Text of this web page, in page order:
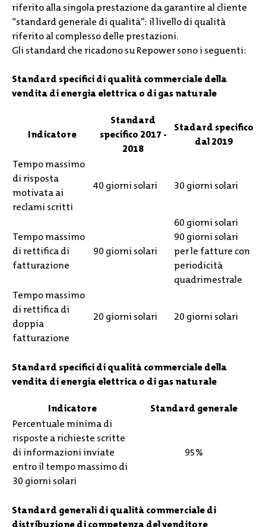
riferito alla singola prestazione da garantire al cliente
“standard generale di qualità”: il livello di qualità
riferito al complesso delle prestazioni.
Gli standard che ricadono su Repower sono i seguenti:
Standard specifici di qualità commerciale della
vendita di energia elettrica o di gas naturale
Indicatore
Standard
specifico 2017 -
2018
Stadard specifico
dal 2019
Tempo massimo
di risposta
motivata ai
reclami scritti
40 giorni solari 30 giorni solari
Tempo massimo
di rettifica di
fatturazione
90 giorni solari
60 giorni solari
90 giorni solari
per le fatture con
periodicità
quadrimestrale
Tempo massimo
di rettifica di
doppia
fatturazione
20 giorni solari 20 giorni solari
Standard specifici di qualità commerciale della
vendita di energia elettrica o di gas naturale
Indicatore
Standard generale
Percentuale minima di
risposte a richieste scritte
di informazioni inviate
entro il tempo massimo di
30 giorni solari
95%
Standard generali di qualità commerciale di
distribuzione di competenza del venditore